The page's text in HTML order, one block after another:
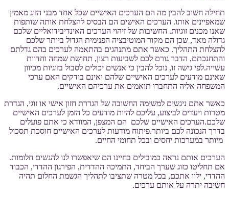
תחילה חשוב להבין מה הם הערכים האישיים שכל אחד מבני הזוג מאמין
שמאפיינים אותו. הערכים האישים הם הבסיס להצלחת אותה שותפות
שאנו מכנים זוגיות. החשיבות של זיהוי הערכים האינדיבידואליים שלכם
גדולה מאד, שכן הם מקור המוטיבציה הפנימית הגדול ביותר שלכם
להצלחת התהליך. כאשר אתם מתנהגים בהתאמה לערכים בהם גדלתם
והתחנכתם, הדבר גורם לכם לשביעות רצון, תחושת שמחה וחדוות
עשייה.לפי גישה זו, נוכל להבין כי אנשים יכולים לסבול בזוגיות מכיוון
שאינם מודעים לערכים האישיים שלהם ואינם בודקים האם ערכי
המשפחה אליה התחברו תואמים את ערכיהם האישיים.
כאשר אתם ניגשים למשימה החשובה של הגדרת חזון אישי או זוגי, הגדרת
מטרות ויעדים לביצוע, עליכם להיות מודעים כל הזמן לערכים האישיים
שלכם.הערכים האישיים שלכם הם המצפן, המוודא כי אתם פועלים
בדרך הנכונה לכם ביותר.פיתוח מודעות לערכים האישיים חוסכת תסכול
מיותר במערכות יחסים ובכל תחומי החיים.
הערכים אותם נראה כמובילים בחיינו הם שיאפשרו לנו להגשים חלומות.
אם תחליטו כזוג שערך הביחד, התמיכה ההדדית, הפירגון ההדדי, הכבוד
ההדדי, ילוו אתכם, בכל מטרה שתציבו לתהליך הגשמת החלום תהיה
חשיבה יתרה על אותם ערכים.